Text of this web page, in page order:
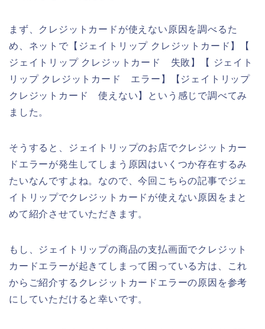
まず、クレジットカードが使えない原因を調べるた
め、ネットで【ジェイトリップ クレジットカード】【
ジェイトリップ クレジットカード 失敗】【 ジェイト
リップ クレジットカード エラー】【ジェイトリップ
クレジットカード 使えない】という感じで調べてみ
ました。
そうすると、ジェイトリップのお店でクレジットカー
ドエラーが発生してしまう原因はいくつか存在するみ
たいなんですよね。なので、今回こちらの記事でジェ
イトリップでクレジットカードが使えない原因をまと
めて紹介させていただきます。
もし、ジェイトリップの商品の支払画面でクレジット
カードエラーが起きてしまって困っている方は、これ
からご紹介するクレジットカードエラーの原因を参考
にしていただけると幸いです。